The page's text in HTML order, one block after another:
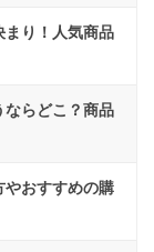
り！人気商品
らどこ？商品
おすすめの購